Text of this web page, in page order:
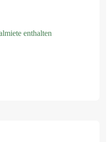
enthalten